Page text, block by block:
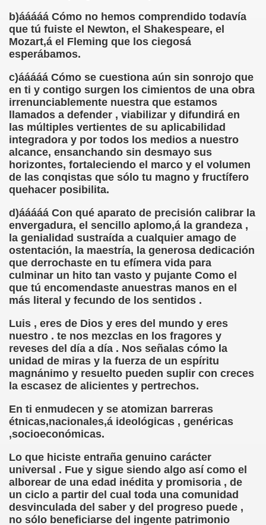
b)ááááá Cómo no hemos comprendido todavía
que tú fuiste el Newton, el Shakespeare, el
Mozart,á el Fleming que los ciegosá
esperábamos.
c)ááááá Cómo se cuestiona aún sin sonrojo que
en ti y contigo surgen los cimientos de una obra
irrenunciablemente nuestra que estamos
llamados a defender , viabilizar y difundirá en
las múltiples vertientes de su aplicabilidad
integradora y por todos los medios a nuestro
alcance, ensanchando sin desmayo sus
horizontes, fortaleciendo el marco y el volumen
de las conqistas que sólo tu magno y fructífero
quehacer posibilita.
d)ááááá Con qué aparato de precisión calibrar la
envergadura, el sencillo aplomo,á la grandeza ,
la genialidad sustraída a cualquier amago de
ostentación, la maestría, la generosa dedicación
que derrochaste en tu efímera vida para
culminar un hito tan vasto y pujante Como el
que tú encomendaste anuestras manos en el
más literal y fecundo de los sentidos .
Luis , eres de Dios y eres del mundo y eres
nuestro . te nos mezclas en los fragores y
reveses del día a día . Nos señalas cómo la
unidad de miras y la fuerza de un espíritu
magnánimo y resuelto pueden suplir con creces
la escasez de alicientes y pertrechos.
En ti enmudecen y se atomizan barreras
étnicas,nacionales,á ideológicas , genéricas
,socioeconómicas.
Lo que hiciste entraña genuino carácter
universal . Fue y sigue siendo algo así como el
alborear de una edad inédita y promisoria , de
un ciclo a partir del cual toda una comunidad
desvinculada del saber y del progreso puede ,
no sólo beneficiarse del ingente patrimonio
Social, Córdoba 03-03-09 (Pedro A. Zurita)
de Sor Sacramento)
Elissalde)
1ª Escuela de Ciegos Que Hubo en España (Jesús
06-09 (Pedro Zurita)
(Francisco Javier Bernal García)
(Roberto Enjuto)
Fundamento Y Sentimientos (Samuel Rodríguez
(Rogelio Muñoz Martínez)
la Luz (Alberto Gil)
(Francesc Miñana)
Suárez Santana)
no latino (Pedro Zurita)
Zurita, Ex Secretario Unión Mundial de Ciegos (Pedro
Ex Secretari Unió Mundial de Cecs, català (Pedro
del Monumento a Luis Braille, 1980 (editora
Baquero, Conferencia (David López)